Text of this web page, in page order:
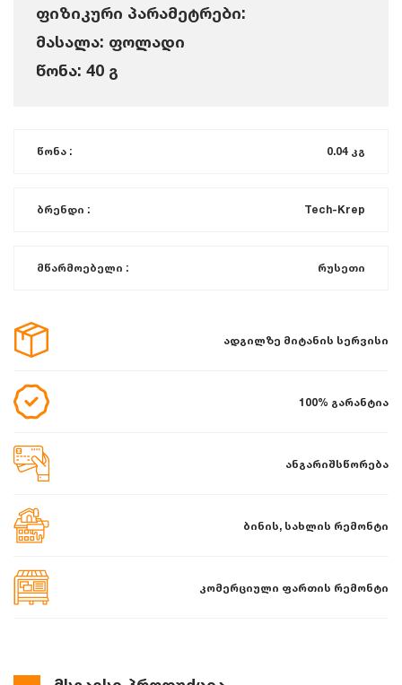
ფიზიკური პარამეტრები:
მასალა: ფოლადი
წონა: 40 გ
წონა : 0.04 კგ
ბრენდი : Tech-Krep
მწარმოებელი : რუსეთი
ადგილზე მიტანის სერვისი
100% გარანტია
ანგარიშსწორება
ბინის, სახლის რემონტი
კომერციული ფართის რემონტი